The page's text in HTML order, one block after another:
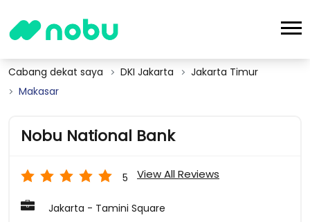
Cabang dekat saya DKI Jakarta
Jakarta Timur
Makasar
Nobu National Bank
5 View All Reviews
Jakarta - Tamini Square